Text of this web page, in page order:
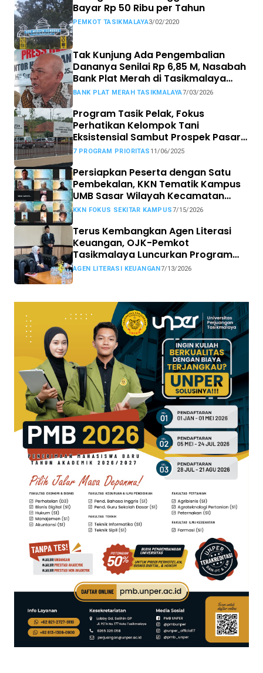
Bayar Rp 50 Ribu per Tahun
PEMKOT TASIKMALAYA3/02/2020
Tak Kunjung Ada Pengembalian
Dananya Senilai Rp 6,85 M, Nasabah
Bank Plat Merah di Tasikmalaya
Siap Tempuh Jalur Hukum.
BANK PLAT MERAH TASIKMALAYA7/03/2026
Program Tasik Pelak, Fokus
Perhatikan Kelompok Tani
Eksistensial Sambut Prospek Pasar
MBG
7 PROGRAM PRIORITAS 11/06/2025
Persiapkan Peserta dengan Satu
Pembekalan, KKN Tematik Kampus
UMB Sasar Wilayah Kecamatan
Sekitar Kampus
KKN FOKUS SEKITAR KAMPUS7/15/2026
Terus Kembangkan Agen Literasi
Keuangan, OJK-Pemkot
Tasikmalaya Luncurkan Program
Tasikmalaya CAANG
AGEN LITERASI KEUANGAN7/13/2026